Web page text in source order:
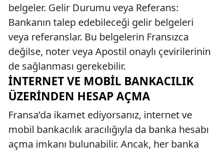
belgeler. Gelir Durumu veya Referans:
Bankanın talep edebileceği gelir belgeleri
veya referanslar. Bu belgelerin Fransızca
değilse, noter veya Apostil onaylı çevirilerinin
de sağlanması gerekebilir.
İNTERNET VE MOBIL BANKACILIK
ÜZERINDEN HESAP AÇMA
Fransa’da ikamet ediyorsanız, internet ve
mobil bankacılık aracılığıyla da banka hesabı
açma imkanı bulunabilir. Ancak, her banka